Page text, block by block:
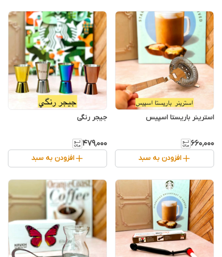
استرینر باریستا اسپیس
۶۶۰٬۰۰۰
افزودن به سبد
جیجر رنگی
۴۷۹٬۰۰۰
افزودن به سبد